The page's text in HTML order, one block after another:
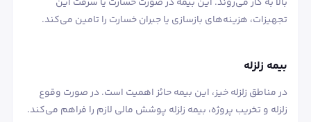
تجهیزات، هزینه‌های بازسازی یا جبران خسارت را تامین می‌کند.
بیمه زلزله
در مناطق زلزله‌ خیز، این بیمه حائز اهمیت است. در صورت وقوع
زلزله و تخریب پروژه، بیمه زلزله پوشش مالی لازم را فراهم می‌کند.